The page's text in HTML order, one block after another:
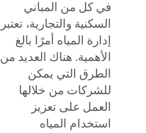
في كل من المباني
السكنية والتجارية، تعتبر
إدارة المياه أمرًا بالغ
الأهمية. هناك العديد من
الطرق التي يمكن
للشركات من خلالها
العمل على تعزيز
استخدام المياه